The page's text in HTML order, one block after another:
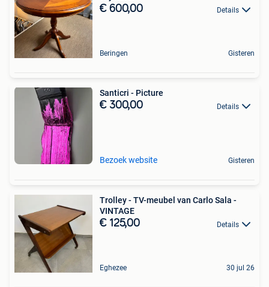
€ 600,00 Details
Beringen Gisteren
Santicri - Picture
€ 300,00 Details
Bezoek website Gisteren
Trolley - TV-meubel van Carlo Sala -
VINTAGE
€ 125,00 Details
Eghezee 30 jul 26